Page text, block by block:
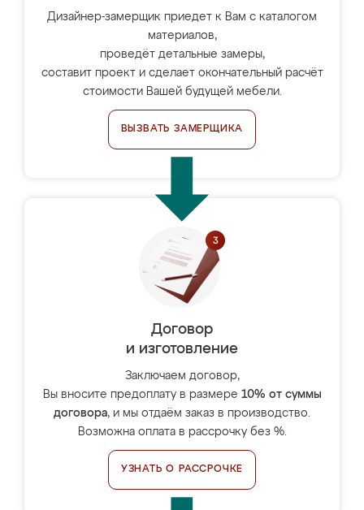
Дизайнер-замерщик приедет к Вам с каталогом
материалов,
проведёт детальные замеры,
составит проект и сделает окончательный расчёт
стоимости Вашей будущей мебели.
ВЫЗВАТЬ ЗАМЕРЩИКА
Договор
и изготовление
Заключаем договор,
Вы вносите предоплату в размере 10% от суммы
договора, и мы отдаём заказ в производство.
Возможна оплата в рассрочку без %.
УЗНАТЬ О РАССРОЧКЕ